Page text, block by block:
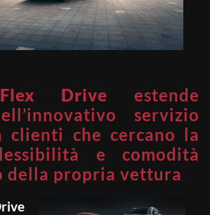
Drive estende
servizio
clienti che cercano la
e comodità
della propria vettura